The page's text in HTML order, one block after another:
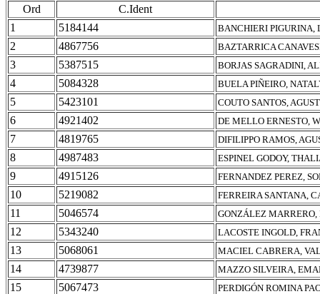
Ord
C.Ident
1
5184144 BANCHIERI PIGURINA,
2 4867756 BAZTARRICA
3 5387515 BORJAS SAGRADINI,
4 5084328 BUELA PIÑEIRO,
5 5423101 COUTO SANTOS,
6 4921402 DE MELLO ERNESTO,
7 4819765 DIFILIPPO RAMOS,
8 4987483 ESPINEL GODOY,
9 4915126 FERNANDEZ PEREZ,
10 5219082 FERREIRA SANTANA,
11 5046574 GONZÁLEZ
12 5343240 LACOSTE INGOLD,
13 5068061 MACIEL CABRERA,
14 4739877 MAZZO SILVEIRA,
15 5067473 PERDIGÓN ROMINA